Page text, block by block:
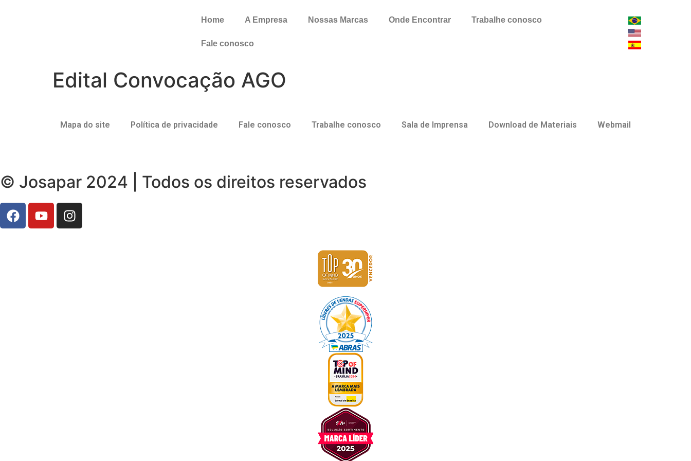
Home A Empresa Nossas Marcas Onde Encontrar Trabalhe conosco
Fale conosco
Edital Convocação AGO
Mapa do site Política de privacidade Fale conosco Trabalhe conosco Sala de Imprensa Download de Materiais Webmail
© Josapar 2024 | Todos os direitos reservados